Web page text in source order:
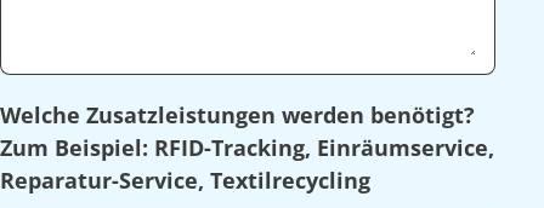
Welche Zusatzleistungen werden benötigt?
Zum Beispiel: RFID-Tracking, Einräumservice,
Reparatur-Service, Textilrecycling